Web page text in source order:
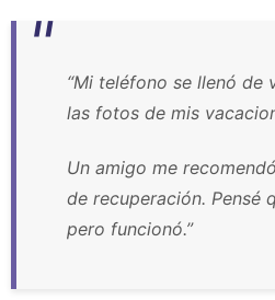
“Mi teléfono se llenó de
las fotos de mis
Un amigo me
de recuperación. Pensé
pero funcionó.”